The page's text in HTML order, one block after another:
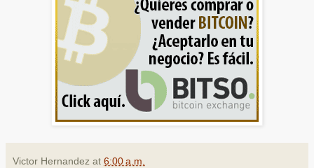
Victor Hernandez at 6:00 a.m.